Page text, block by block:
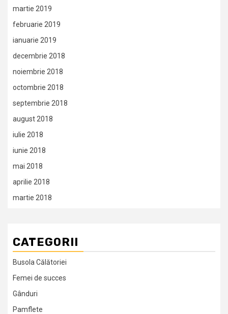
martie 2019
februarie 2019
ianuarie 2019
decembrie 2018
noiembrie 2018
octombrie 2018
septembrie 2018
august 2018
iulie 2018
iunie 2018
mai 2018
aprilie 2018
martie 2018
CATEGORII
Busola Călătoriei
Femei de succes
Gânduri
Pamflete